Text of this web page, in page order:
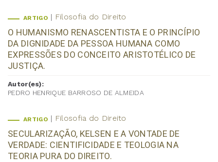
ARTIGO Filosofia do Direito
O HUMANISMO RENASCENTISTA E O PRINCÍPIO
DA DIGNIDADE DA PESSOA HUMANA COMO
EXPRESSÕES DO CONCEITO ARISTOTÉLICO DE
JUSTIÇA.
Autor(es):
PEDRO HENRIQUE BARROSO DE ALMEIDA
ARTIGO Filosofia do Direito
SECULARIZAÇÃO, KELSEN E A VONTADE DE
VERDADE: CIENTIFICIDADE E TEOLOGIA NA
TEORIA PURA DO DIREITO.